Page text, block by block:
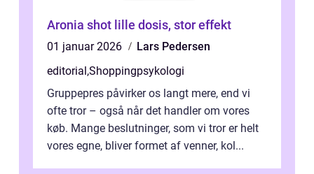
Aronia shot lille dosis, stor effekt
01 januar 2026
Lars Pedersen
editorial,Shoppingpsykologi
Gruppepres påvirker os langt mere, end vi
ofte tror – også når det handler om vores
køb. Mange beslutninger, som vi tror er helt
vores egne, bliver formet af venner, kol...